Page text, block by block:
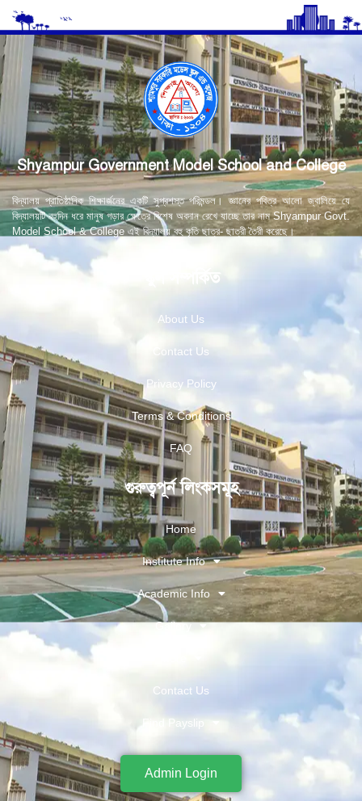
Shyampur Government Model School and College
বিদ্যালয় প্রাতিষ্ঠানিক শিক্ষার্জনের একটি সুপ্রশস্ত পরিমন্ডল। জ্ঞানের পবিত্র আলো জ্বালিয়ে যে
বিদ্যালয়টি বহুদিন ধরে মানুষ গড়ার ক্ষেত্রে বিশেষ অবদান রেখে যাচ্ছে তার নাম Shyampur Govt.
Model School & College এই বিদ্যালয় বহু কৃতি ছাত্র- ছাত্রী তৈরী করেছে।
স্কুল সম্পর্কিত
About Us
Contact Us
Privacy Policy
Terms & Conditions
FAQ
গুরুত্বপূর্ন লিংকসমূহ
Home
Institute Info
Academic Info
Gallery
Contact Us
Find Payslip
Admin Login